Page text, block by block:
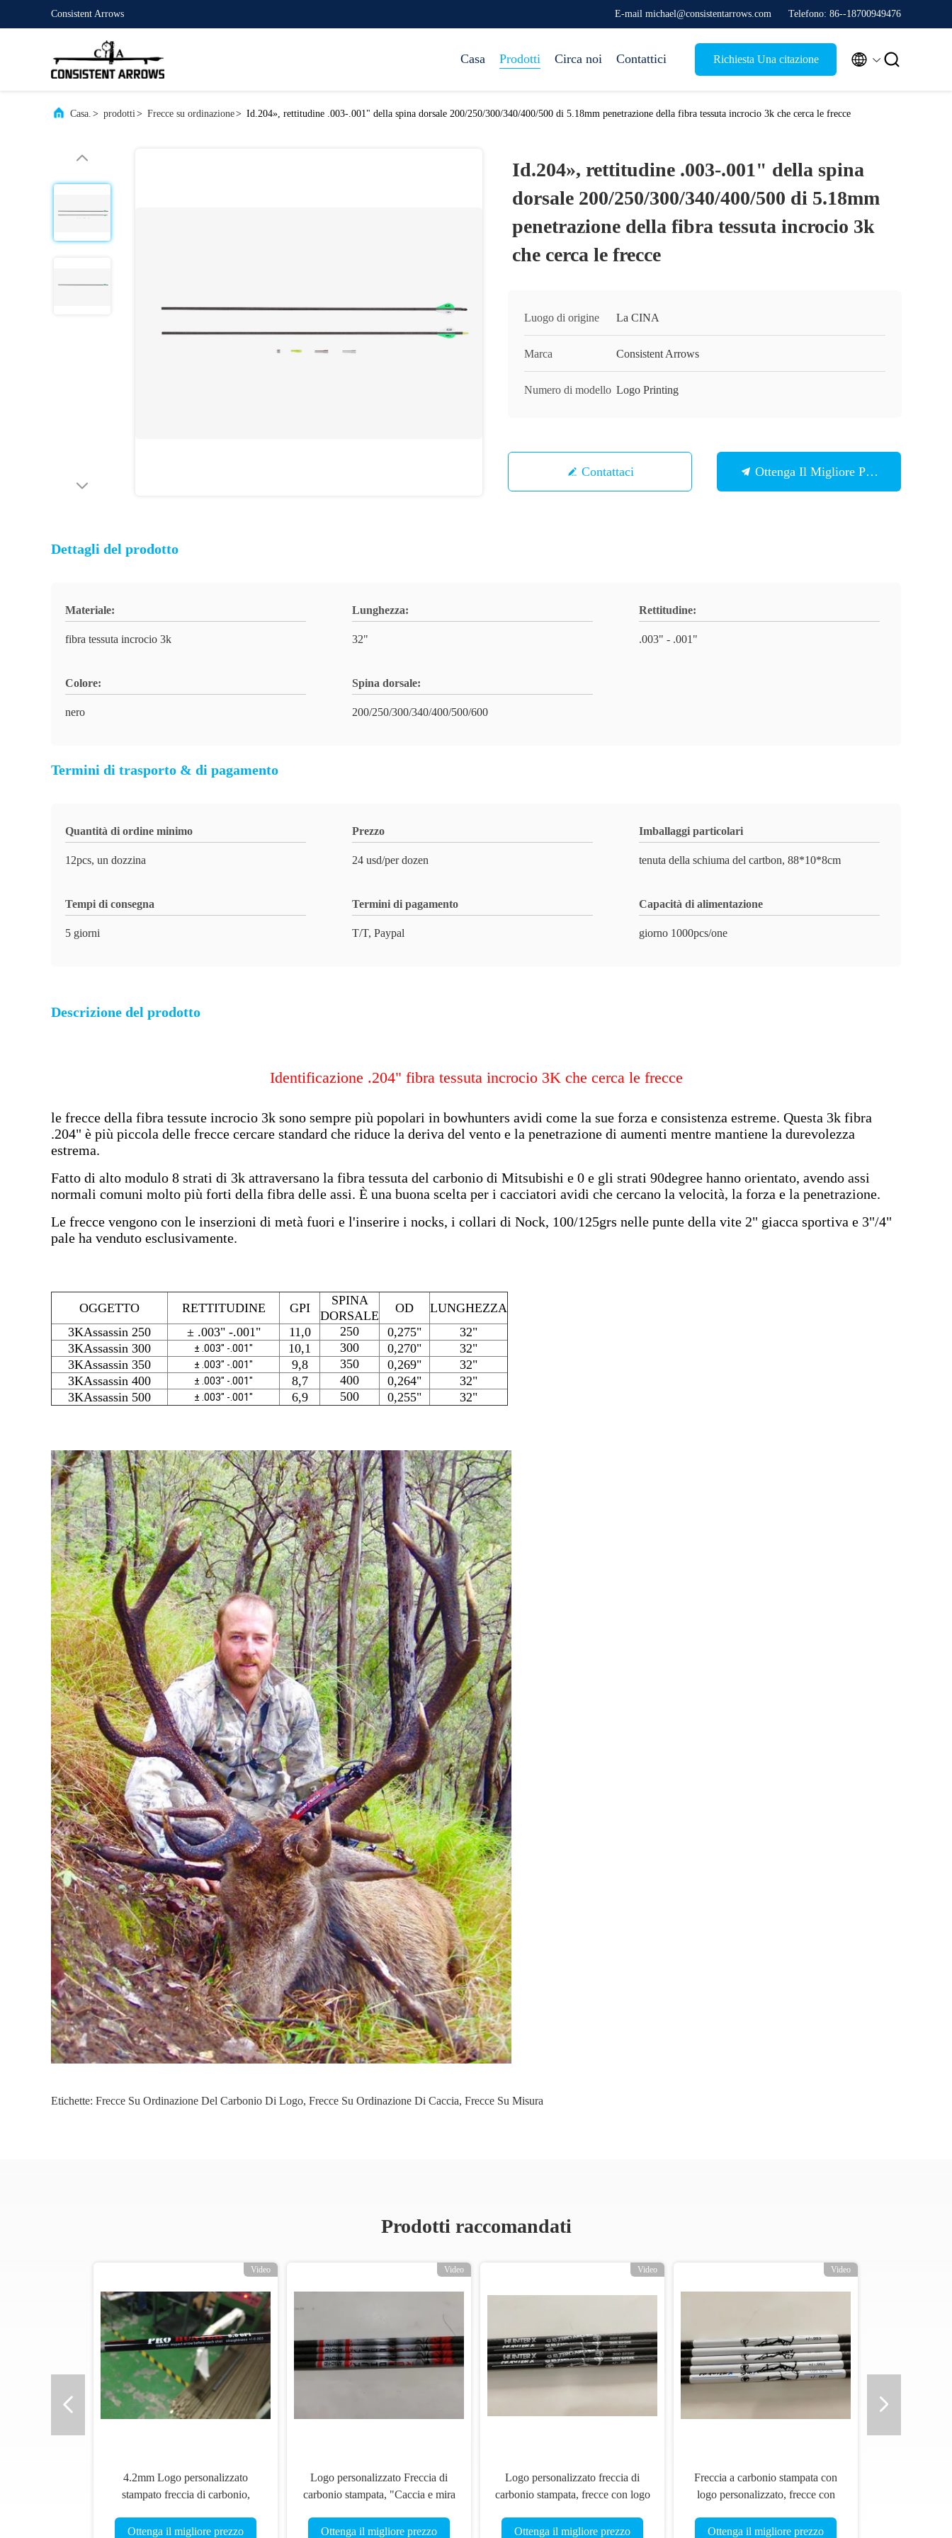
Consistent Arrows E-mail michael@consistentarrows.com Telefono: 86--18700949476
Casa Prodotti Circa noi Contattici Richiesta Una citazione  
Casa. > prodotti> Frecce su ordinazione> Id.204», rettitudine .003-.001" della spina dorsale 200/250/300/340/400/500 di 5.18mm penetrazione della fibra tessuta incrocio 3k che cerca le frecce
Id.204», rettitudine .003-.001" della spina
dorsale 200/250/300/340/400/500 di 5.18mm
penetrazione della fibra tessuta incrocio 3k
che cerca le frecce
Luogo di origine La CINA
Marca Consistent Arrows
Numero di modello Logo Printing
Contattaci Ottenga Il Migliore Prezzo
Dettagli del prodotto
Materiale:
fibra tessuta incrocio 3k
Lunghezza:
32"
Rettitudine:
.003" - .001"
Colore:
nero
Spina dorsale:
200/250/300/340/400/500/600
Termini di trasporto & di pagamento
Quantità di ordine minimo
12pcs, un dozzina
Prezzo
24 usd/per dozen
Imballaggi particolari
tenuta della schiuma del cartbon, 88*10*8cm
Tempi di consegna
5 giorni
Termini di pagamento
T/T, Paypal
Capacità di alimentazione
giorno 1000pcs/one
Descrizione del prodotto
Identificazione .204" fibra tessuta incrocio 3K che cerca le frecce
le frecce della fibra tessute incrocio 3k sono sempre più popolari in bowhunters avidi come la sue forza e consistenza estreme. Questa 3k fibra
.204" è più piccola delle frecce cercare standard che riduce la deriva del vento e la penetrazione di aumenti mentre mantiene la durevolezza
estrema.
Fatto di alto modulo 8 strati di 3k attraversano la fibra tessuta del carbonio di Mitsubishi e 0 e gli strati 90degree hanno orientato, avendo assi
normali comuni molto più forti della fibra delle assi. È una buona scelta per i cacciatori avidi che cercano la velocità, la forza e la penetrazione.
Le frecce vengono con le inserzioni di metà fuori e l'inserire i nocks, i collari di Nock, 100/125grs nelle punte della vite 2" giacca sportiva e 3"/4"
pale ha venduto esclusivamente.
OGGETTO RETTITUDINE GPI
SPINA
DORSALE
OD
LUNGHEZZA
3KAssassin 250
± .003" -.001" 11,0 250 0,275"
32"
3KAssassin 300
± .003" -.001" 10,1 300 0,270"
32"
3KAssassin 350
± .003" -.001" 9,8 350 0,269"
32"
3KAssassin 400
± .003" -.001" 8,7 400 0,264"
32"
3KAssassin 500
± .003" -.001" 6,9 500 0,255" 32"
Etichette: Frecce Su Ordinazione Del Carbonio Di Logo, Frecce Su Ordinazione Di Caccia, Frecce Su Misura
Prodotti raccomandati
Video
4.2mm Logo personalizzato
stampato freccia di carbonio,
frecce di mira
Ottenga il migliore prezzo
Video
Logo personalizzato Freccia di
carbonio stampata, "Caccia e mira
Ottenga il migliore prezzo
Video
Logo personalizzato freccia di
carbonio stampata, frecce con logo
frecce, bulloni di balestra
Ottenga il migliore prezzo
Video
Freccia a carbonio stampata con
logo personalizzato, frecce con
bersaglio, bulloni di balestra
Ottenga il migliore prezzo